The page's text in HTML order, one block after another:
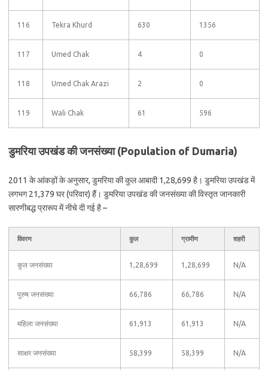
116 Tekra Khurd 630 1356
117 Umed Chak 4 0
118 Umed Chak Arazi 2 0
119 Wali Chak 61 596
डुमरिया उपखंड की जनसंख्या (Population of Dumaria)
2011 के आंकड़ों के अनुसार, डुमरिया की कुल आबादी 1,28,699 है। डुमरिया उपखंड में
लगभग 21,379 घर (परिवार) हैं। डुमरिया उपखंड की जनसंख्या की विस्तृत जानकारी
सारणीबद्ध प्रारूप में नीचे दी गई है –
विवरण कुल ग्रामीण शहरी
कुल जनसंख्या 1,28,699 1,28,699 N/A
पुरुष जनसंख्या 66,786 66,786 N/A
महिला जनसंख्या 61,913 61,913 N/A
साक्षर जनसंख्या 58,399 58,399 N/A